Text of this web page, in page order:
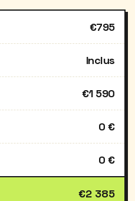
€795
Inclus
€1 590
0 €
0 €
€2 385